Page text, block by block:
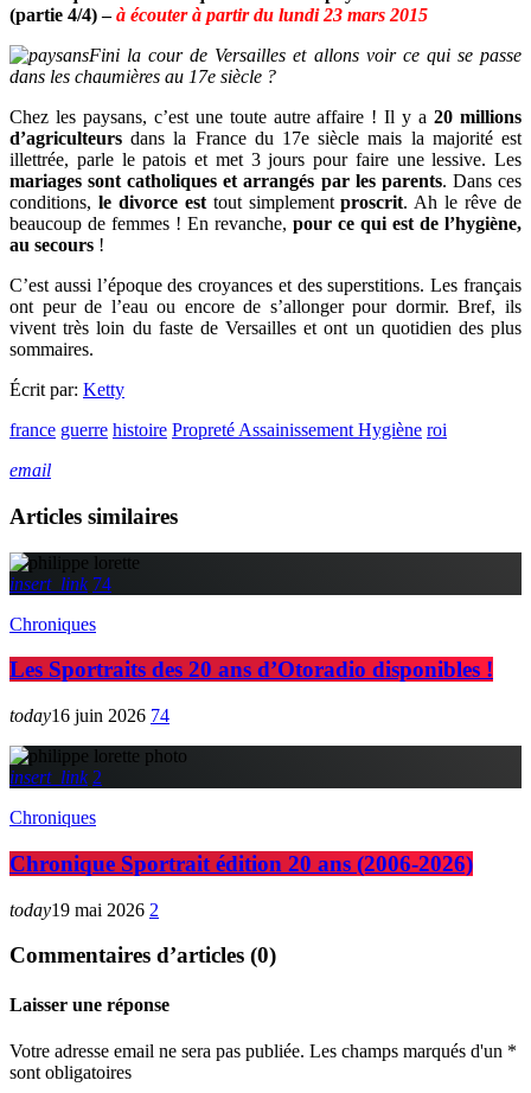
(partie 4/4) –à écouter à partir du lundi 23 mars 2015
Fini la cour de Versailles et allons voir ce qui se passe
dans les chaumières au 17e siècle ?
Chez les paysans, c’est une toute autre affaire ! Il y a20 millions
d’agriculteurs dans la France du 17e siècle mais la majorité est
illettrée, parle le patois et met 3 jours pour faire une lessive. Les
mariages sont catholiques et arrangés par les parents. Dans ces
conditions, le divorce est tout simplementproscrit. Ah le rêve de
beaucoup de femmes ! En revanche, pour ce qui est de l’hygiène,
au secours !
C’est aussi l’époque des croyances et des superstitions. Les français
ont peur de l’eau ou encore de s’allonger pour dormir. Bref, ils
vivent très loin du faste de Versailles et ont un quotidien des plus
sommaires.
Écrit par: Ketty
france guerre histoire Propreté Assainissement Hygiène roi
email
Articles similaires
insert_link 74
Chroniques
Les Sportraits des 20 ans d’Otoradio disponibles !
today16 juin 2026 74
insert_link 2
Chroniques
Chronique Sportrait édition 20 ans (2006-2026)
today19 mai 2026 2
Commentaires d’articles (0)
Laisser une réponse
Votre adresse email ne sera pas publiée. Les champs marqués d'un *
sont obligatoires